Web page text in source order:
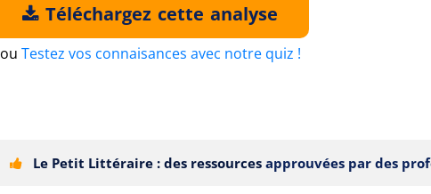
Téléchargez cette analyse
ou Testez vos connaisances avec notre quiz !
Le Petit Littéraire : des ressources approuvées par des